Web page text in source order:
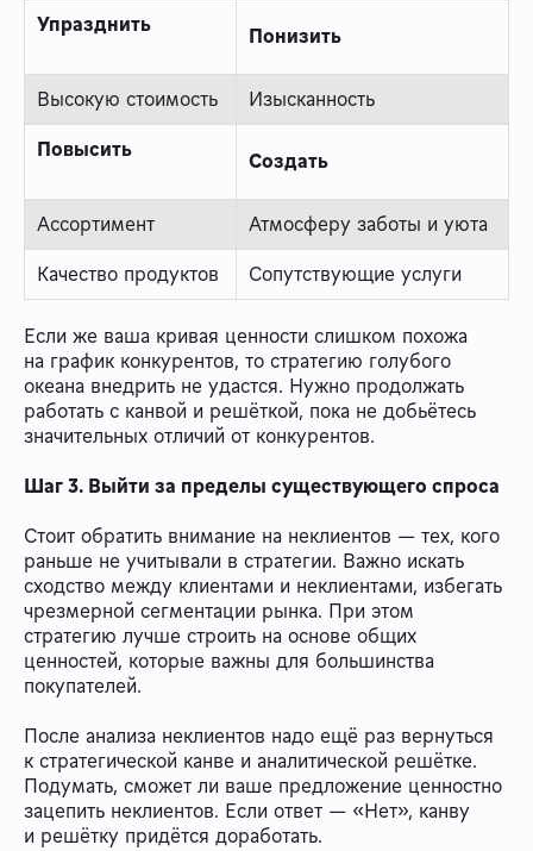
Упразднить Понизить
Высокую стоимость
Изысканность
Повысить
Создать
Ассортимент
Атмосферу заботы и уюта
Качество продуктов
Сопутствующие услуги
Если же ваша кривая ценности слишком похожа
на график конкурентов, то стратегию голубого
океана внедрить не удастся. Нужно продолжать
работать с канвой и решёткой, пока не добьётесь
значительных отличий от конкурентов.
Шаг 3. Выйти за пределы существующего спроса
Стоит обратить внимание на неклиентов — тех, кого
раньше не учитывали в стратегии. Важно искать
сходство между клиентами и неклиентами, избегать
чрезмерной сегментации рынка. При этом
стратегию лучше строить на основе общих
ценностей, которые важны для большинства
покупателей.
После анализа неклиентов надо ещё раз вернуться
к стратегической канве и аналитической решётке.
Подумать, сможет ли ваше предложение ценностно
зацепить неклиентов. Если ответ — «Нет», канву
и решётку придётся доработать.